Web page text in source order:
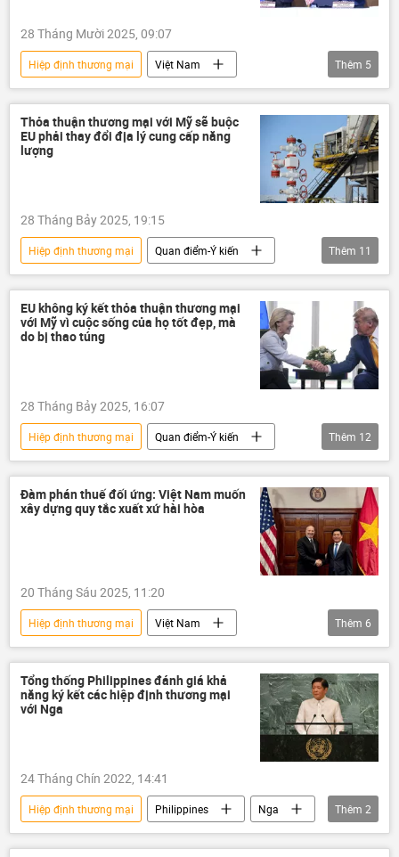
28 Tháng Mười 2025, 09:07
Hiệp định thương mại
Việt Nam
thông tin
Trung Quốc
quan hệ quốc tế
xuất khẩu
sản xuất
xuất nhập khẩu
Thêm 5
Thỏa thuận thương mại với Mỹ sẽ buộc
EU phải thay đổi địa lý cung cấp năng
lượng
28 Tháng Bảy 2025, 19:15
Hiệp định thương mại
Quan điểm-Ý kiến
Hoa Kỳ
Donald Trump
Ursula von der Leyen
EU
Thỏa thuận
thương mại
Thêm 11
EU không ký kết thỏa thuận thương mại
với Mỹ vì cuộc sống của họ tốt đẹp, mà
do bị thao túng
28 Tháng Bảy 2025, 16:07
Hiệp định thương mại
Quan điểm-Ý kiến
Hoa Kỳ
EU
Donald Trump
Ursula von der Leyen
Chính trị
Kinh tế
thương mại
Liên minh châu Âu
Thêm 12
Đàm phán thuế đối ứng: Việt Nam muốn
xây dựng quy tắc xuất xứ hài hòa
20 Tháng Sáu 2025, 11:20
Hiệp định thương mại
Việt Nam
thông tin
thương mại
Bộ Thương mại Hoa Kỳ (DOC)
quan hệ thương mại
Thêm 6
Tổng thống Philippines đánh giá khả
năng ký kết các hiệp định thương mại
với Nga
24 Tháng Chín 2022, 14:41
Hiệp định thương mại Philippines
Nga
hợp tác
Chính trị
Thêm 2